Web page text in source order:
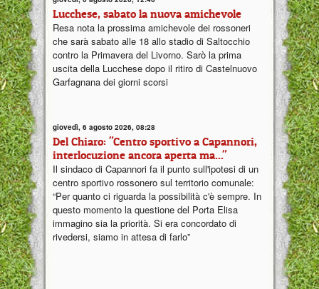
Lucchese, sabato la nuova amichevole
Resa nota la prossima amichevole dei rossoneri
che sarà sabato alle 18 allo stadio di Saltocchio
contro la Primavera del Livorno. Sarò la prima
uscita della Lucchese dopo il ritiro di Castelnuovo
Garfagnana dei giorni scorsi
giovedì, 6 agosto 2026, 08:28
Del Chiaro: "Centro sportivo a Capannori,
interlocuzione ancora aperta ma..."
Il sindaco di Capannori fa il punto sull'ipotesi di un
centro sportivo rossonero sul territorio comunale:
“Per quanto ci riguarda la possibilità c'è sempre. In
questo momento la questione del Porta Elisa
immagino sia la priorità. Si era concordato di
rivedersi, siamo in attesa di farlo”